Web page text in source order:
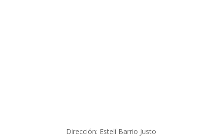
Dirección: Estelí Barrio Justo